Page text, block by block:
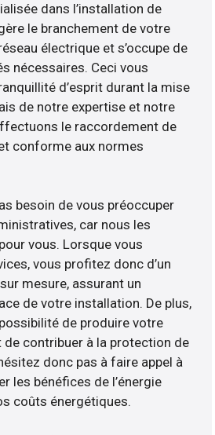
dans l’installation de
le branchement de votre
électrique et s’occupe de
nécessaires. Ceci vous
d’esprit durant la mise
de notre expertise et notre
le raccordement de
conforme aux normes
besoin de vous préoccuper
car nous les
vous. Lorsque vous
vous profitez donc d’un
mesure, assurant un
de votre installation. De plus,
de produire votre
contribuer à la protection de
donc pas à faire appel à
les bénéfices de l’énergie
coûts énergétiques.